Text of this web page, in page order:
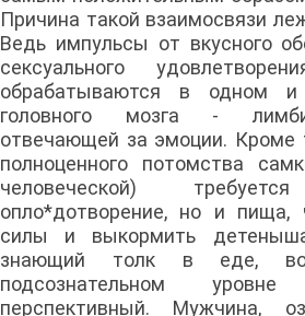
Причина такой взаимосвязи
Ведь импульсы от вкусного
сексуального
обрабатываются в одном
головного мозга -
отвечающей за эмоции. Кроме
полноценного потомства
человеческой)
опло*дотворение, но и пища,
силы и выкормить
знающий толк в еде,
подсознательном
перспективный. Мужчина,